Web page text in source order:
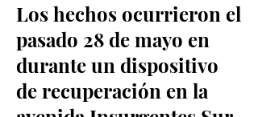
Los hechos ocurrieron el
pasado 28 de mayo en
durante un dispositivo
de recuperación en la